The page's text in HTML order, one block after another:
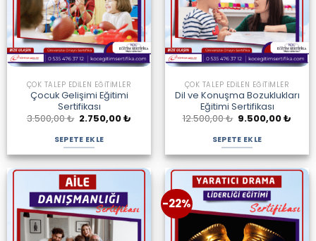
ÇOK TALEP EDILEN EĞITIMLER
Çocuk Gelişimi Eğitimi
Sertifikası
3.500,00₺ Orijinal
3.500,00 ₺.
2.750,00₺
SEPETE EKLE
ÇOK TALEP EDILEN EĞITIMLER
Dil ve Konuşma Bozuklukları
Eğitimi Sertifikası
12.500,00₺ Orijinal
12.500,00 ₺.
9.500,00₺
SEPETE EKLE
-22%